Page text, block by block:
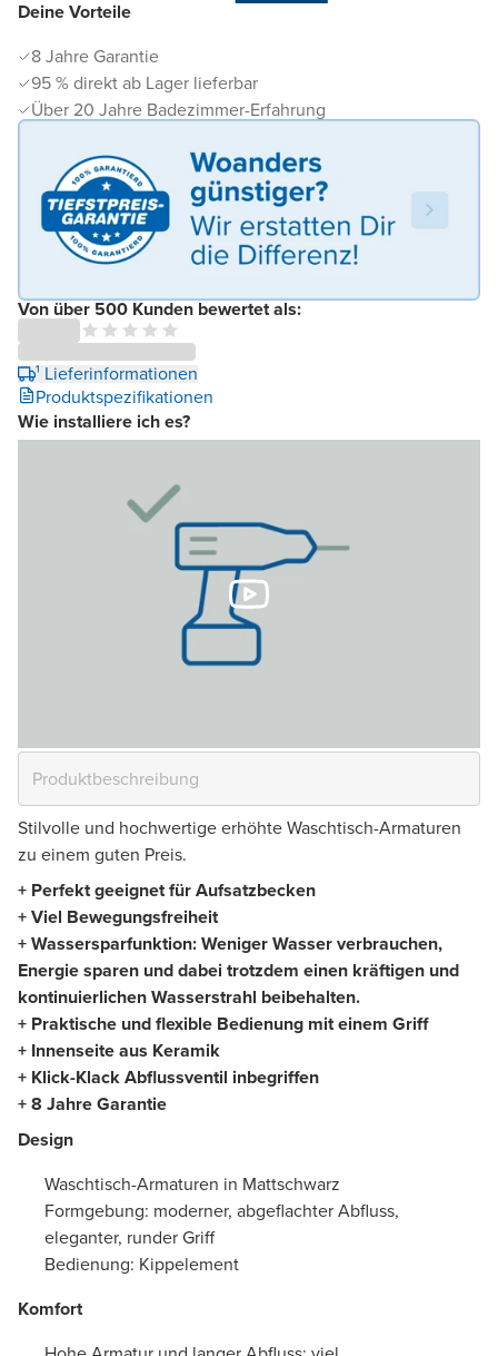
Deine Vorteile
8 Jahre Garantie
95 % direkt ab Lager lieferbar
Über 20 Jahre Badezimmer-Erfahrung
Von über 500 Kunden bewertet als:
¹ Lieferinformationen
Produktspezifikationen
Wie installiere ich es?
Stilvolle und hochwertige erhöhte Waschtisch-Armaturen
zu einem guten Preis.
+ Perfekt geeignet für Aufsatzbecken
+ Viel Bewegungsfreiheit
+ Wassersparfunktion: Weniger Wasser verbrauchen,
Energie sparen und dabei trotzdem einen kräftigen und
kontinuierlichen Wasserstrahl beibehalten.
+ Praktische und flexible Bedienung mit einem Griff
+ Innenseite aus Keramik
+ Klick-Klack Abflussventil inbegriffen
+ 8 Jahre Garantie
Design
Waschtisch-Armaturen in Mattschwarz
Formgebung: moderner, abgeflachter Abfluss,
eleganter, runder Griff
Bedienung: Kippelement
Komfort